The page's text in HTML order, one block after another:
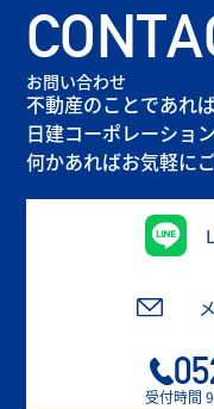
お問い合わせ
不動産のことであれば
日建コーポレーション
何かあればお気軽に
受付時間